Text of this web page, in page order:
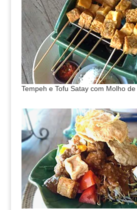
Tempeh e Tofu Satay com Molho